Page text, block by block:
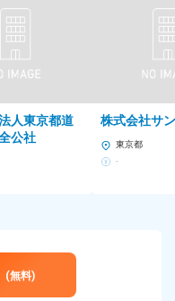
施
ェック
遇に変更なし）
人東京都道
公社
株式会社サ
東京都
-
(無料)